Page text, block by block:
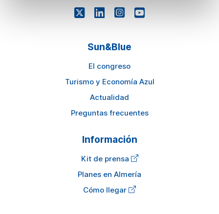
Sun&Blue
El congreso
Turismo y Economía Azul
Actualidad
Preguntas frecuentes
Información
Kit de prensa
Planes en Almería
Cómo llegar